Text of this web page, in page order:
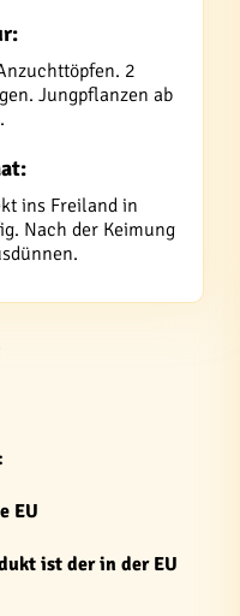
2
Jungpflanzen ab
ins Freiland in
Nach der Keimung
EU
ist der in der EU